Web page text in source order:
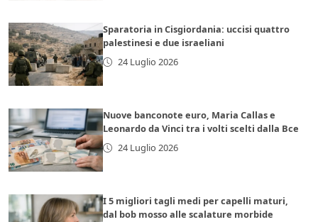
Sparatoria in Cisgiordania: uccisi quattro
palestinesi e due israeliani
24 Luglio 2026
Nuove banconote euro, Maria Callas e
Leonardo da Vinci tra i volti scelti dalla Bce
24 Luglio 2026
I 5 migliori tagli medi per capelli maturi,
dal bob mosso alle scalature morbide